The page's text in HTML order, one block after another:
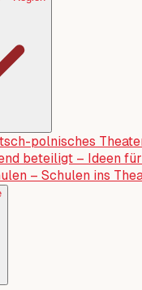
polnisches
beteiligt – Ideen
– Schulen ins